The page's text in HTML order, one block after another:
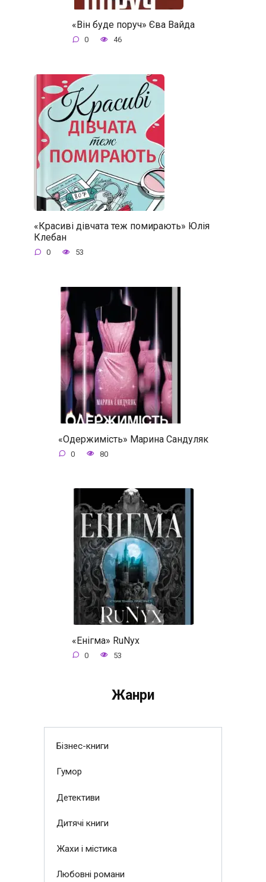
«Він буде поруч» Єва Вайда
0 46
«Красиві дівчата теж помирають» Юлія
Клебан
0 53
«Одержимість» Марина Сандуляк
0 80
«Енігма» RuNyx
0 53
Жанри
Бізнес-книги
Гумор
Детективи
Дитячі книги
Жахи і містика
Любовні романи